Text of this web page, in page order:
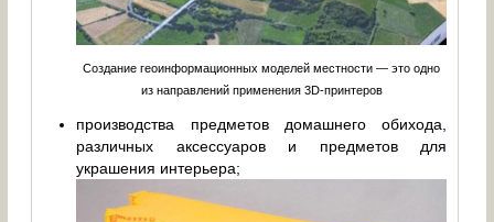
Создание геоинформационных моделей местности — это одно
из направлений применения 3D-принтеров
производства предметов домашнего обихода,
различных аксессуаров и предметов для
украшения интерьера;